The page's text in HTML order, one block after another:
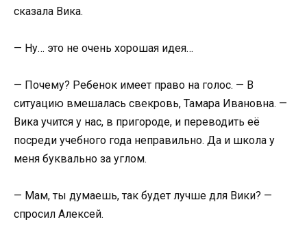
сказала Вика.
— Ну… это не очень хорошая идея…
— Почему? Ребенок имеет право на голос. — В
ситуацию вмешалась свекровь, Тамара Ивановна. —
Вика учится у нас, в пригороде, и переводить её
посреди учебного года неправильно. Да и школа у
меня буквально за углом.
— Мам, ты думаешь, так будет лучше для Вики? —
спросил Алексей.